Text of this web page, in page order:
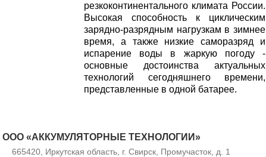
резкоконтинентального климата России.
Высокая способность к циклическим
зарядно-разрядным нагрузкам в зимнее
время, а также низкие саморазряд и
испарение воды в жаркую погоду -
основные достоинства актуальных
технологий сегодняшнего времени,
представленные в одной батарее.
ООО «АККУМУЛЯТОРНЫЕ ТЕХНОЛОГИИ»
665420, Иркутская область, г. Свирск, Промучасток, д. 1